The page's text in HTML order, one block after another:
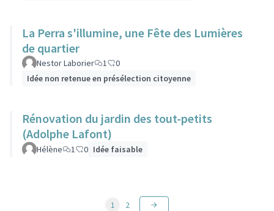
La Perra s'illumine, une Fête des Lumières
de quartier
Nestor Laborier 1
0
Idée non retenue en présélection citoyenne
Rénovation du jardin des tout-petits
(Adolphe Lafont)
Hélène 1 0 Idée faisable
1 2